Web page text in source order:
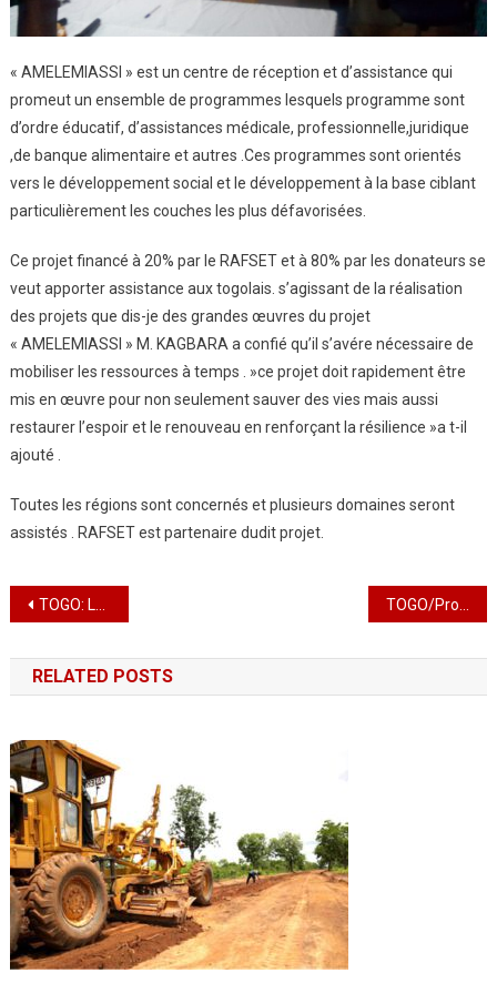
« AMELEMIASSI » est un centre de réception et d’assistance qui
promeut un ensemble de programmes lesquels programme sont
d’ordre éducatif, d’assistances médicale, professionnelle,juridique
,de banque alimentaire et autres .Ces programmes sont orientés
vers le développement social et le développement à la base ciblant
particulièrement les couches les plus défavorisées.
Ce projet financé à 20% par le RAFSET et à 80% par les donateurs se
veut apporter assistance aux togolais. s’agissant de la réalisation
des projets que dis-je des grandes œuvres du projet
« AMELEMIASSI » M. KAGBARA a confié qu’il s’avére nécessaire de
mobiliser les ressources à temps . »ce projet doit rapidement être
mis en œuvre pour non seulement sauver des vies mais aussi
restaurer l’espoir et le renouveau en renforçant la résilience »a t-il
ajouté .
Toutes les régions sont concernés et plusieurs domaines seront
assistés . RAFSET est partenaire dudit projet.
Navigation
de
l’article
TOGO: Lutte contre Covid 19 :Le PDP innove avec #ASSILASSIME- SCHOOL#
RELATED POSTS